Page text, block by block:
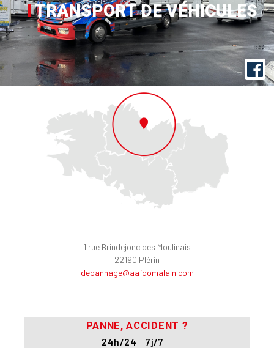
1 rue Brindejonc des Moulinais
22190 Plérin
depannage@aafdomalain.com
PANNE, ACCIDENT ?
24h/24 7j/7
TRANSPORT DE VÉHICULES